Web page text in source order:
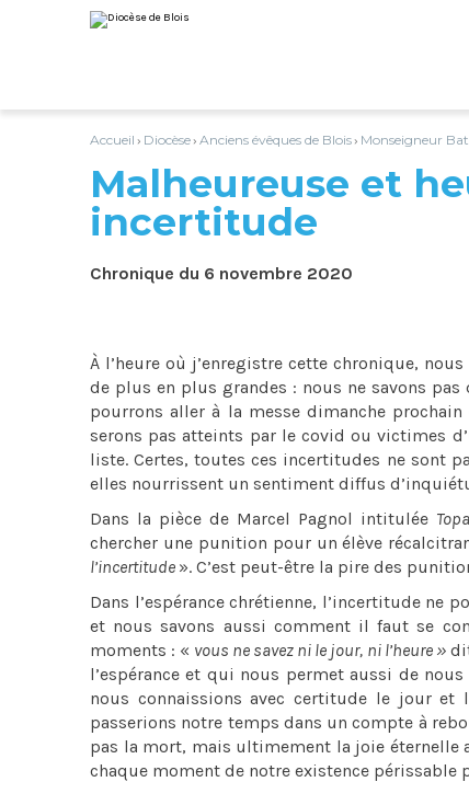
au
contenu.
personnels
Accueil › Diocèse› Anciens évêques de Blois› Monseigneur
Malheureuse et
incertitude
Chronique du 6 novembre 2020
À l’heure où j’enregistre cette chronique,
de plus en plus grandes : nous ne savons
pourrons aller à la messe dimanche
serons pas atteints par le covid ou victimes
liste. Certes, toutes ces incertitudes ne sont
elles nourrissent un sentiment diffus
Dans la pièce de Marcel Pagnol intitulée
chercher une punition pour un élève
l’incertitude ». C’est peut-être la pire des
Dans l’espérance chrétienne, l’incertitude ne
et nous savons aussi comment il faut se
moments : « vous ne savez ni le jour, ni l’heure »dit
l’espérance et qui nous permet aussi de
nous connaissions avec certitude le jour et
passerions notre temps dans un compte à
pas la mort, mais ultimement la joie éternelle
chaque moment de notre existence périssable